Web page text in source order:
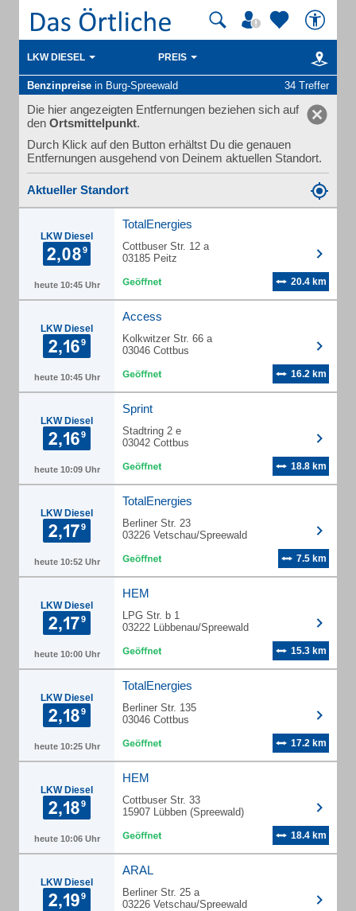
LKW DIESEL PREIS
Benzinpreise in Burg-Spreewald 34 Treffer
Die hier angezeigten Entfernungen beziehen sich auf
den Ortsmittelpunkt.
Durch Klick auf den Button erhältst Du die genauen
Entfernungen ausgehend von Deinem aktuellen Standort.
Aktueller Standort
LKW Diesel
heute 10:45 Uhr
TotalEnergies
Cottbuser Str. 12 a
03185 Peitz
20.4 km
LKW Diesel
heute 10:45 Uhr
Access
Kolkwitzer Str. 66 a
03046 Cottbus
16.2 km
LKW Diesel
heute 10:09 Uhr
Sprint
Stadtring 2 e
03042 Cottbus
18.8 km
LKW Diesel
heute 10:52 Uhr
TotalEnergies
Berliner Str. 23
03226 Vetschau/Spreewald
7.5 km
LKW Diesel
heute 10:00 Uhr
HEM
LPG Str. b 1
03222 Lübbenau/Spreewald
15.3 km
LKW Diesel
heute 10:25 Uhr
TotalEnergies
Berliner Str. 135
03046 Cottbus
17.2 km
LKW Diesel
heute 10:06 Uhr
HEM
Cottbuser Str. 33
15907 Lübben (Spreewald)
18.4 km
LKW Diesel
ARAL
Berliner Str. 25 a
03226 Vetschau/Spreewald